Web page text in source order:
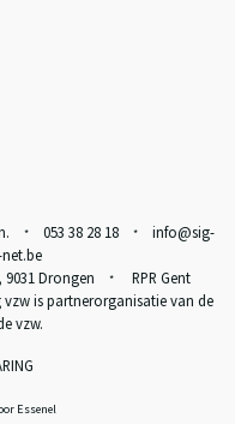
* 053 38 28 18 *
info@sig-
9031 Drongen
*RPR Gent
is partnerorganisatie van de
vzw.
Essenel